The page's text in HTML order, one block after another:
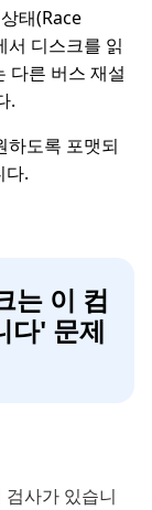
태(Race
디스크를 읽
다른 버스 재설
.
하도록 포맷되
다.
는 이 컴
다' 문제
사가 있습니